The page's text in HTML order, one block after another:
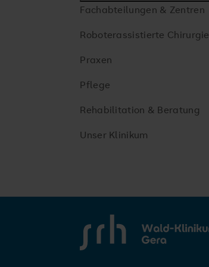
Fachabteilungen & Zentren
Roboterassistierte Chirurgie
Praxen
Pflege
Rehabilitation & Beratung
Unser Klinikum